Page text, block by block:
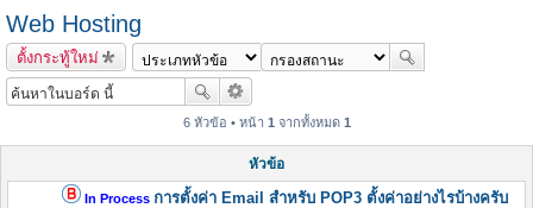
Web Hosting
ตั้งกระทู้ใหม่
6 หัวข้อ • หน้า 1 จากทั้งหมด 1
หัวข้อ
In Process การตั้งค่า Email สำหรับ POP3 ตั้งค่าอย่างไรบ้างครับ